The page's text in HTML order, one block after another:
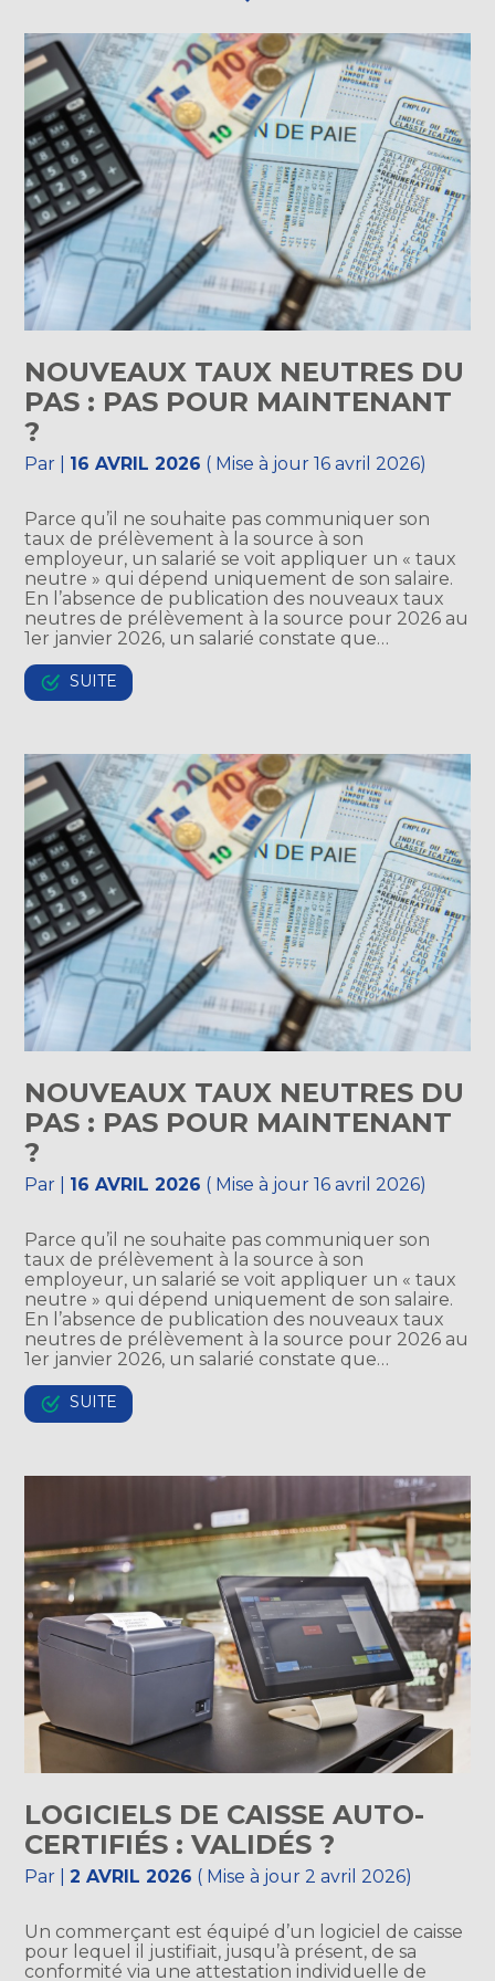
NOUVEAUX TAUX NEUTRES DU
PAS : PAS POUR MAINTENANT
?
Par 16 AVRIL 2026 ( Mise à jour 16 avril 2026)
Parce qu’il ne souhaite pas communiquer son
taux de prélèvement à la source à son
employeur, un salarié se voit appliquer un « taux
neutre » qui dépend uniquement de son salaire.
En l’absence de publication des nouveaux taux
neutres de prélèvement à la source pour 2026 au
1er janvier 2026, un salarié constate que…
SUITE
NOUVEAUX TAUX NEUTRES DU
PAS : PAS POUR MAINTENANT
?
Par 16 AVRIL 2026 ( Mise à jour 16 avril 2026)
Parce qu’il ne souhaite pas communiquer son
taux de prélèvement à la source à son
employeur, un salarié se voit appliquer un « taux
neutre » qui dépend uniquement de son salaire.
En l’absence de publication des nouveaux taux
neutres de prélèvement à la source pour 2026 au
1er janvier 2026, un salarié constate que…
SUITE
LOGICIELS DE CAISSE AUTO-
CERTIFIÉS : VALIDÉS ?
Par |2 AVRIL 2026 ( Mise à jour 2 avril 2026)
Un commerçant est équipé d’un logiciel de caisse
pour lequel il justifiait, jusqu’à présent, de sa
conformité via une attestation individuelle de